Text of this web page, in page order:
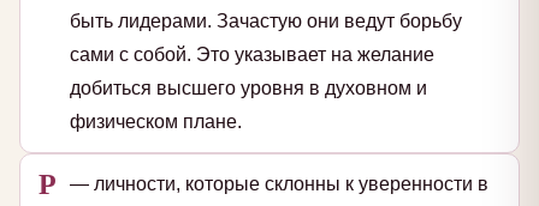
быть лидерами. Зачастую они ведут борьбу
сами с собой. Это указывает на желание
добиться высшего уровня в духовном и
физическом плане.
Р
— личности, которые склонны к уверенности в